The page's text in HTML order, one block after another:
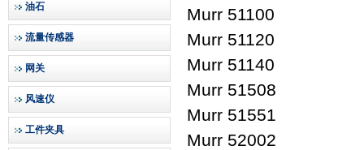
油石
流量传感器
网关
风速仪
工件夹具
Murr 51100
Murr 51120
Murr 51140
Murr 51508
Murr 51551
Murr 52002